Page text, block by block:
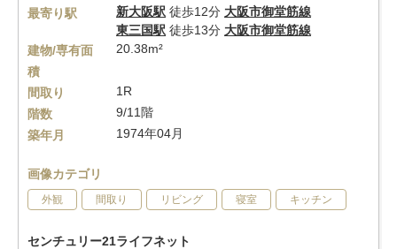
最寄り駅
新大阪駅 徒歩12分 大阪市御堂筋線
東三国駅 徒歩13分 大阪市御堂筋線
建物/専有面
積
20.38m²
間取り
1R
階数
9/11階
築年月
1974年04月
画像カテゴリ
外観 間取り リビング 寝室 キッチン
センチュリー21ライフネット